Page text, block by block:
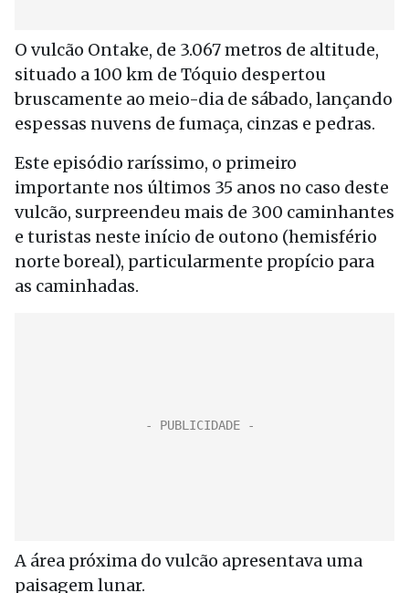
O vulcão Ontake, de 3.067 metros de altitude,
situado a 100 km de Tóquio despertou
bruscamente ao meio-dia de sábado, lançando
espessas nuvens de fumaça, cinzas e pedras.
Este episódio raríssimo, o primeiro
importante nos últimos 35 anos no caso deste
vulcão, surpreendeu mais de 300 caminhantes
e turistas neste início de outono (hemisfério
norte boreal), particularmente propício para
as caminhadas.
A área próxima do vulcão apresentava uma
paisagem lunar.